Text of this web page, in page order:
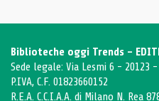
Biblioteche oggi Trends -
Sede legale: Via Lesmi 6 - 20123
P.IVA, C.F. 01823660152
R.E.A. C.C.I.A.A. di Milano N. Rea